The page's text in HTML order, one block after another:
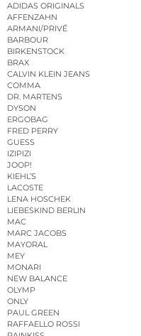
ADIDAS ORIGINALS
AFFENZAHN
ARMANI/PRIVÉ
BARBOUR
BIRKENSTOCK
BRAX
CALVIN KLEIN JEANS
COMMA
DR. MARTENS
DYSON
ERGOBAG
FRED PERRY
GUESS
IZIPIZI
JOOP!
KIEHL’S
LACOSTE
LENA HOSCHEK
LIEBESKIND BERLIN
MAC
MARC JACOBS
MAYORAL
MEY
MONARI
NEW BALANCE
OLYMP
ONLY
PAUL GREEN
RAFFAELLO ROSSI